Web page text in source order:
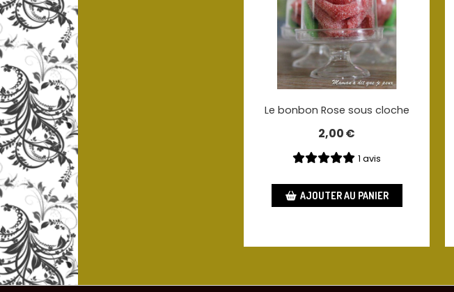
Le bonbon Rose sous cloche
2,00€
1 avis
AJOUTER AU PANIER